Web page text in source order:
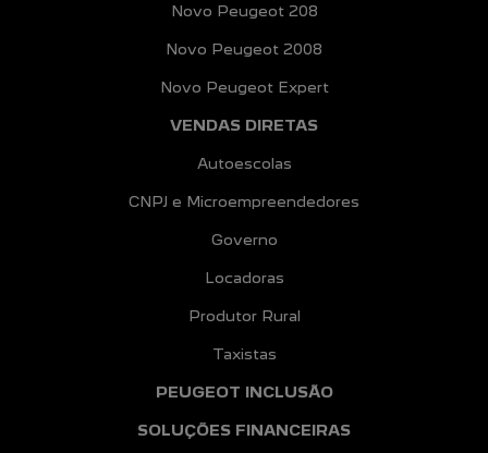
Novo Peugeot 208
Novo Peugeot 2008
Novo Peugeot Expert
VENDAS DIRETAS
Autoescolas
CNPJ e Microempreendedores
Governo
Locadoras
Produtor Rural
Taxistas
PEUGEOT INCLUSÃO
SOLUÇÕES FINANCEIRAS